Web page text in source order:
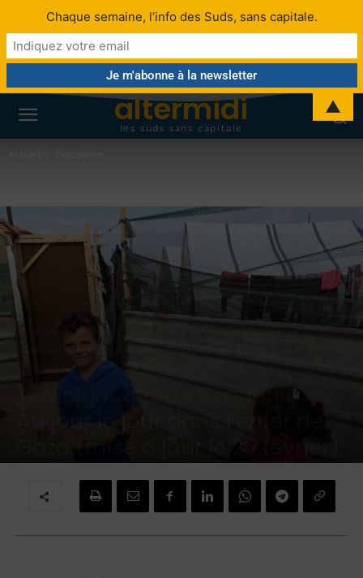
altermidi
les suds sans capitale
Territoires palestiniens
Citoyenneté
Droits de l'Homme
Témoignages de Gazaouis:
Au jour le jour dans l’enfer de
Gaza (mise à jour le 20 février)
Chaque semaine, l’info des Suds, sans capitale.
▲